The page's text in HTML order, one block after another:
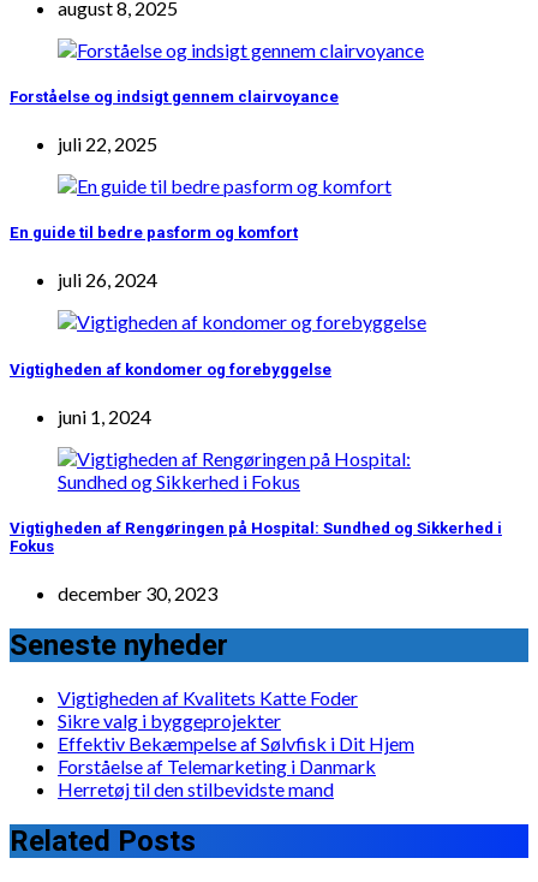
august 8, 2025
Forståelse og indsigt gennem clairvoyance
juli 22, 2025
En guide til bedre pasform og komfort
juli 26, 2024
Vigtigheden af kondomer og forebyggelse
juni 1, 2024
Vigtigheden af Rengøringen på Hospital: Sundhed og Sikkerhed i
Fokus
december 30, 2023
Seneste nyheder
Vigtigheden af Kvalitets Katte Foder
Sikre valg i byggeprojekter
Effektiv Bekæmpelse af Sølvfisk i Dit Hjem
Forståelse af Telemarketing i Danmark
Herretøj til den stilbevidste mand
Related Posts